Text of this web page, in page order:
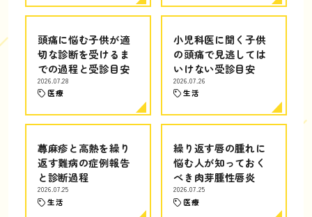
頭痛に悩む子供が適
切な診断を受けるま
での過程と受診目安
2026.07.28
医療
小児科医に聞く子供
の頭痛で見逃しては
いけない受診目安
2026.07.26
生活
蕁麻疹と高熱を繰り
返す難病の症例報告
と診断過程
2026.07.25
生活
繰り返す唇の腫れに
悩む人が知っておく
べき肉芽腫性唇炎
2026.07.25
医療